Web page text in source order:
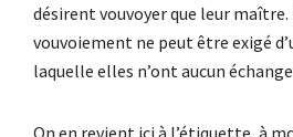
désirent vouvoyer que leur
vouvoiement ne peut être exigé
laquelle elles n’ont aucun
On en revient ici à l’étiquette, à